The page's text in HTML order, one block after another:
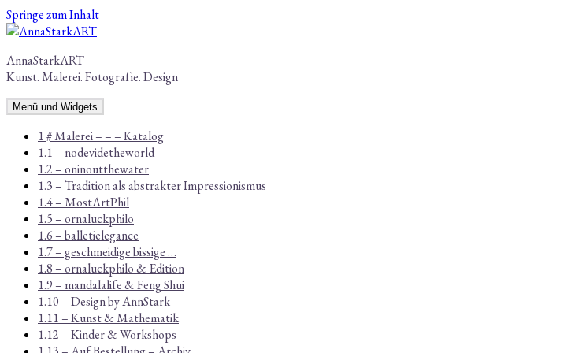
Springe zum Inhalt
AnnaStarkART
Kunst. Malerei. Fotografie. Design
Menü und Widgets
1 # Malerei – – – Katalog
1.1 – nodevidetheworld
1.2 – oninoutthewater
1.3 – Tradition als abstrakter Impressionismus
1.4 – MostArtPhil
1.5 – ornaluckphilo
1.6 – balletielegance
1.7 – geschmeidige bissige …
1.8 – ornaluckphilo & Edition
1.9 – mandalalife & Feng Shui
1.10 – Design by AnnStark
1.11 – Kunst & Mathematik
1.12 – Kinder & Workshops